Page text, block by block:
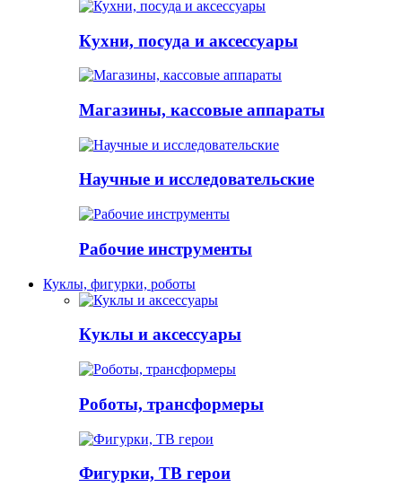
Кухни, посуда и аксессуары
Магазины, кассовые аппараты
Научные и исследовательские
Рабочие инструменты
Куклы, фигурки, роботы
Куклы и аксессуары
Роботы, трансформеры
Фигурки, ТВ герои